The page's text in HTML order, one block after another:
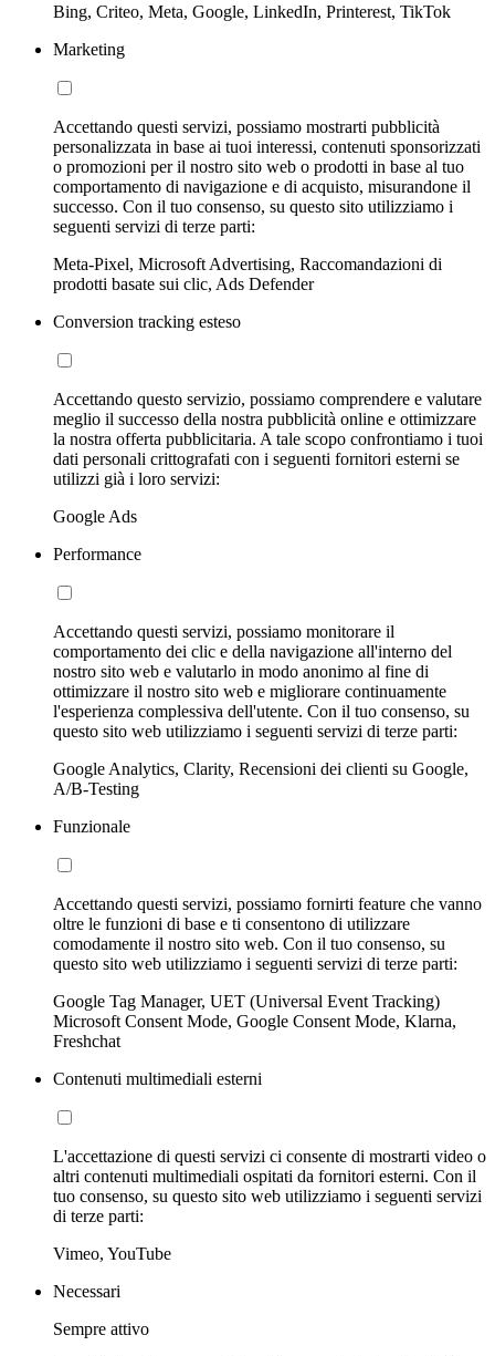
Bing, Criteo, Meta, Google, LinkedIn, Printerest, TikTok
Marketing
Accettando questi servizi, possiamo mostrarti pubblicità
personalizzata in base ai tuoi interessi, contenuti sponsorizzati
o promozioni per il nostro sito web o prodotti in base al tuo
comportamento di navigazione e di acquisto, misurandone il
successo. Con il tuo consenso, su questo sito utilizziamo i
seguenti servizi di terze parti:
Meta-Pixel, Microsoft Advertising, Raccomandazioni di
prodotti basate sui clic, Ads Defender
Conversion tracking esteso
Accettando questo servizio, possiamo comprendere e valutare
meglio il successo della nostra pubblicità online e ottimizzare
la nostra offerta pubblicitaria. A tale scopo confrontiamo i tuoi
dati personali crittografati con i seguenti fornitori esterni se
utilizzi già i loro servizi:
Google Ads
Performance
Accettando questi servizi, possiamo monitorare il
comportamento dei clic e della navigazione all'interno del
nostro sito web e valutarlo in modo anonimo al fine di
ottimizzare il nostro sito web e migliorare continuamente
l'esperienza complessiva dell'utente. Con il tuo consenso, su
questo sito web utilizziamo i seguenti servizi di terze parti:
Google Analytics, Clarity, Recensioni dei clienti su Google,
A/B-Testing
Funzionale
Accettando questi servizi, possiamo fornirti feature che vanno
oltre le funzioni di base e ti consentono di utilizzare
comodamente il nostro sito web. Con il tuo consenso, su
questo sito web utilizziamo i seguenti servizi di terze parti:
Google Tag Manager, UET (Universal Event Tracking)
Microsoft Consent Mode, Google Consent Mode, Klarna,
Freshchat
Contenuti multimediali esterni
L'accettazione di questi servizi ci consente di mostrarti video o
altri contenuti multimediali ospitati da fornitori esterni. Con il
tuo consenso, su questo sito web utilizziamo i seguenti servizi
di terze parti:
Vimeo, YouTube
Necessari
Sempre attivo